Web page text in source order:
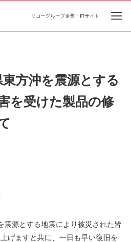
リコーグループ企業・IRサイト
方沖を震源とする
を受けた製品の修
震源とする地震により被災された皆
げますと共に、一日も早い復旧を